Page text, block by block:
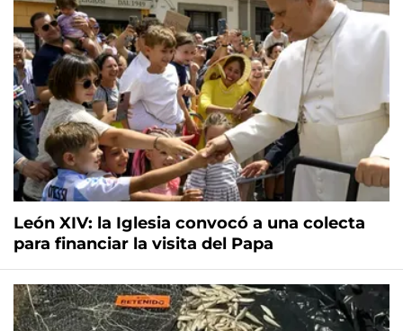
León XIV: la Iglesia convocó a una colecta
para financiar la visita del Papa